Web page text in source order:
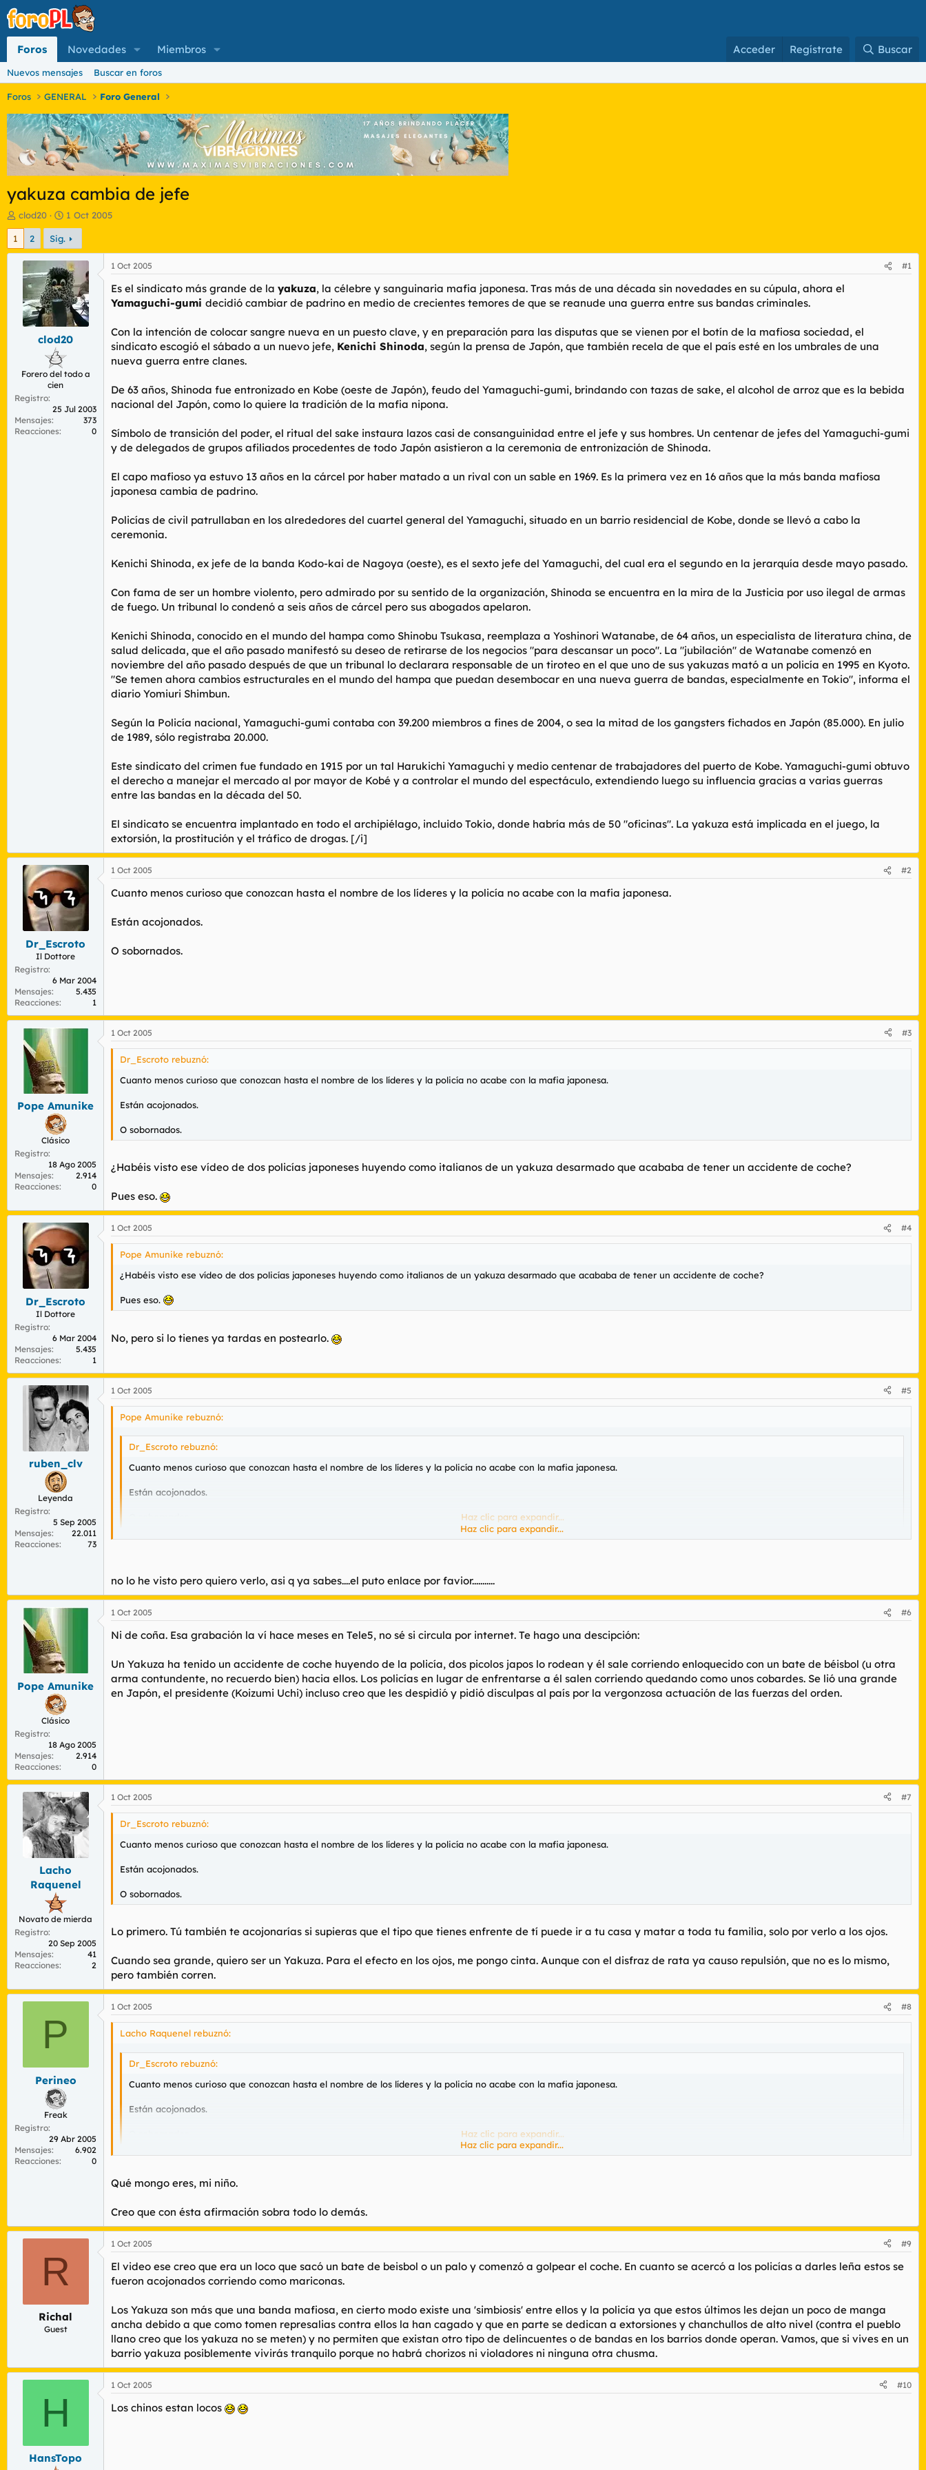
Foros Novedades Miembros Acceder Regístrate Buscar
Nuevos mensajes Buscar en foros
Foros GENERAL Foro General
yakuza cambia de jefe
I
n
c
a
o
d
e
a
clod20
F
e
c
h
a
d
e
i
n
i
c
1 Oct 2005
1 2 Sig.
clod20
Forero del todo a
cien
Registro
25 Jul 2003
Mensajes
373
Reacciones
0
1 Oct 2005 #1
Es el sindicato más grande de la yakuza, la célebre y sanguinaria mafia japonesa. Tras más de una década sin novedades en su cúpula, ahora el
Yamaguchi-gumi decidió cambiar de padrino en medio de crecientes temores de que se reanude una guerra entre sus bandas criminales.
Con la intención de colocar sangre nueva en un puesto clave, y en preparación para las disputas que se vienen por el botín de la mafiosa sociedad, el
sindicato escogió el sábado a un nuevo jefe, Kenichi Shinoda, según la prensa de Japón, que también recela de que el país esté en los umbrales de una
nueva guerra entre clanes.
De 63 años, Shinoda fue entronizado en Kobe (oeste de Japón), feudo del Yamaguchi-gumi, brindando con tazas de sake, el alcohol de arroz que es la bebida
nacional del Japón, como lo quiere la tradición de la mafia nipona.
Símbolo de transición del poder, el ritual del sake instaura lazos casi de consanguinidad entre el jefe y sus hombres. Un centenar de jefes del Yamaguchi-gumi
y de delegados de grupos afiliados procedentes de todo Japón asistieron a la ceremonia de entronización de Shinoda.
El capo mafioso ya estuvo 13 años en la cárcel por haber matado a un rival con un sable en 1969. Es la primera vez en 16 años que la más banda mafiosa
japonesa cambia de padrino.
Policías de civil patrullaban en los alrededores del cuartel general del Yamaguchi, situado en un barrio residencial de Kobe, donde se llevó a cabo la
ceremonia.
Kenichi Shinoda, ex jefe de la banda Kodo-kai de Nagoya (oeste), es el sexto jefe del Yamaguchi, del cual era el segundo en la jerarquía desde mayo pasado.
Con fama de ser un hombre violento, pero admirado por su sentido de la organización, Shinoda se encuentra en la mira de la Justicia por uso ilegal de armas
de fuego. Un tribunal lo condenó a seis años de cárcel pero sus abogados apelaron.
Kenichi Shinoda, conocido en el mundo del hampa como Shinobu Tsukasa, reemplaza a Yoshinori Watanabe, de 64 años, un especialista de literatura china, de
salud delicada, que el año pasado manifestó su deseo de retirarse de los negocios "para descansar un poco". La "jubilación" de Watanabe comenzó en
noviembre del año pasado después de que un tribunal lo declarara responsable de un tiroteo en el que uno de sus yakuzas mató a un policía en 1995 en Kyoto.
"Se temen ahora cambios estructurales en el mundo del hampa que puedan desembocar en una nueva guerra de bandas, especialmente en Tokio", informa el
diario Yomiuri Shimbun.
Según la Policía nacional, Yamaguchi-gumi contaba con 39.200 miembros a fines de 2004, o sea la mitad de los gangsters fichados en Japón (85.000). En julio
de 1989, sólo registraba 20.000.
Este sindicato del crimen fue fundado en 1915 por un tal Harukichi Yamaguchi y medio centenar de trabajadores del puerto de Kobe. Yamaguchi-gumi obtuvo
el derecho a manejar el mercado al por mayor de Kobé y a controlar el mundo del espectáculo, extendiendo luego su influencia gracias a varias guerras
entre las bandas en la década del 50.
El sindicato se encuentra implantado en todo el archipiélago, incluido Tokio, donde habría más de 50 "oficinas". La yakuza está implicada en el juego, la
extorsión, la prostitución y el tráfico de drogas. [/i]
Dr_Escroto
Il Dottore
Registro
6 Mar 2004
Mensajes
5.435
Reacciones
1
1 Oct 2005 #2
Cuanto menos curioso que conozcan hasta el nombre de los líderes y la policía no acabe con la mafia japonesa.
Están acojonados.
O sobornados.
Pope Amunike
Clásico
Registro
18 Ago 2005
Mensajes
2.914
Reacciones
0
1 Oct 2005 #3
Dr_Escroto rebuznó:
Cuanto menos curioso que conozcan hasta el nombre de los líderes y la policía no acabe con la mafia japonesa.
Están acojonados.
O sobornados.
¿Habéis visto ese vídeo de dos policías japoneses huyendo como italianos de un yakuza desarmado que acababa de tener un accidente de coche?
Pues eso.
Dr_Escroto
Il Dottore
Registro
6 Mar 2004
Mensajes
5.435
Reacciones
1
1 Oct 2005 #4
Pope Amunike rebuznó:
¿Habéis visto ese vídeo de dos policías japoneses huyendo como italianos de un yakuza desarmado que acababa de tener un accidente de coche?
Pues eso.
No, pero si lo tienes ya tardas en postearlo.
ruben_clv
Leyenda
Registro
5 Sep 2005
Mensajes
22.011
Reacciones
73
1 Oct 2005 #5
Pope Amunike rebuznó:
Dr_Escroto rebuznó:
Cuanto menos curioso que conozcan hasta el nombre de los líderes y la policía no acabe con la mafia japonesa.
Están acojonados.
Haz clic para expandir...
Pues eso.
Haz clic para expandir...
no lo he visto pero quiero verlo, asi q ya sabes....el puto enlace por favior...........
Pope Amunike
Clásico
Registro
18 Ago 2005
Mensajes
2.914
Reacciones
0
1 Oct 2005 #6
Ni de coña. Esa grabación la ví hace meses en Tele5, no sé si circula por internet. Te hago una descipción:
Un Yakuza ha tenido un accidente de coche huyendo de la policía, dos picolos japos lo rodean y él sale corriendo enloquecido con un bate de béisbol (u otra
arma contundente, no recuerdo bien) hacia ellos. Los policías en lugar de enfrentarse a él salen corriendo quedando como unos cobardes. Se lió una grande
en Japón, el presidente (Koizumi Uchi) incluso creo que les despidió y pidió disculpas al país por la vergonzosa actuación de las fuerzas del orden.
Lacho
Raquenel
Novato de mierda
Registro
20 Sep 2005
Mensajes
41
Reacciones
2
1 Oct 2005 #7
Dr_Escroto rebuznó:
Cuanto menos curioso que conozcan hasta el nombre de los líderes y la policía no acabe con la mafia japonesa.
Están acojonados.
O sobornados.
Lo primero. Tú también te acojonarías si supieras que el tipo que tienes enfrente de tí puede ir a tu casa y matar a toda tu familia, solo por verlo a los ojos.
Cuando sea grande, quiero ser un Yakuza. Para el efecto en los ojos, me pongo cinta. Aunque con el disfraz de rata ya causo repulsión, que no es lo mismo,
pero también corren.
P
Perineo
Freak
Registro
29 Abr 2005
Mensajes
6.902
Reacciones
0
1 Oct 2005 #8
Lacho Raquenel rebuznó:
Dr_Escroto rebuznó:
Cuanto menos curioso que conozcan hasta el nombre de los líderes y la policía no acabe con la mafia japonesa.
Están acojonados.
Haz clic para expandir...
Cuando sea grande, quiero ser un Yakuza. Para el efecto en los ojos, me pongo cinta. Aunque con el disfraz de rata ya causo repulsión, que no es lo mismo, pero también corren.
Haz clic para expandir...
Qué mongo eres, mi niño.
Creo que con ésta afirmación sobra todo lo demás.
R
Richal
Guest
1 Oct 2005 #9
El video ese creo que era un loco que sacó un bate de beisbol o un palo y comenzó a golpear el coche. En cuanto se acercó a los policías a darles leña estos se
fueron acojonados corriendo como mariconas.
Los Yakuza son más que una banda mafiosa, en cierto modo existe una 'simbiosis' entre ellos y la policía ya que estos últimos les dejan un poco de manga
ancha debido a que como tomen represalias contra ellos la han cagado y que en parte se dedican a extorsiones y chanchullos de alto nivel (contra el pueblo
llano creo que los yakuza no se meten) y no permiten que existan otro tipo de delincuentes o de bandas en los barrios donde operan. Vamos, que si vives en un
barrio yakuza posiblemente vivirás tranquilo porque no habrá chorizos ni violadores ni ninguna otra chusma.
H
HansTopo
1 Oct 2005 #10
Los chinos estan locos